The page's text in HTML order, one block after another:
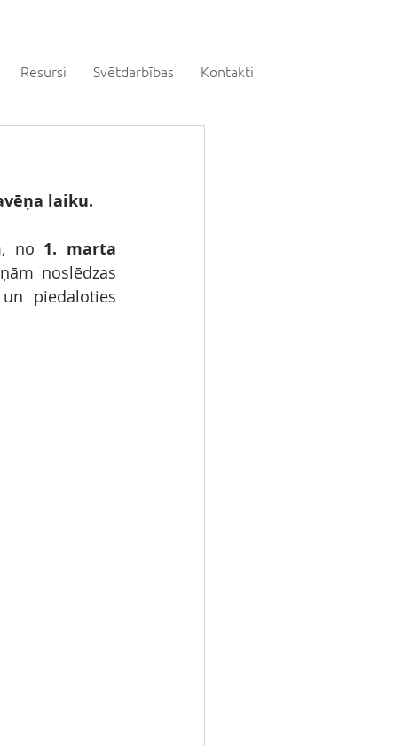
Resursi Svētdarbības Kontakti
laiku.
no 1. marta
noslēdzas
piedaloties